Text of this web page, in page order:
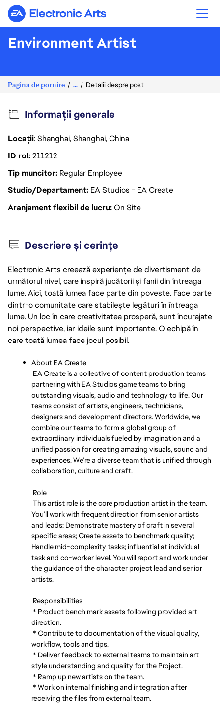
Electronic Arts
Environment Artist
Pagina de pornire ... Detalii despre post
Informații generale
Locații: Shanghai, Shanghai, China
ID rol211212
Tip muncitor Regular Employee
Studio/Departament EA Studios - EA Create
Aranjament flexibil de lucruOn Site
Descriere și cerințe
Electronic Arts creează experiențe de divertisment de
următorul nivel, care inspiră jucătorii și fanii din întreaga
lume. Aici, toată lumea face parte din poveste. Face parte
dintr-o comunitate care stabilește legături în întreaga
lume. Un loc în care creativitatea prosperă, sunt încurajate
noi perspective, iar ideile sunt importante. O echipă în
care toată lumea face jocul posibil.
About EA Create
EA Create is a collective of content production teams
partnering with EA Studios game teams to bring
outstanding visuals, audio and technology to life. Our
teams consist of artists, engineers, technicians,
designers and development directors. Worldwide, we
combine our teams to form a global group of
extraordinary individuals fueled by imagination and a
unified passion for creating amazing visuals, sound and
experiences. We’re a diverse team that is unified through
collaboration, culture and craft.
Role
This artist role is the core production artist in the team.
You’ll work with frequent direction from senior artists
and leads; Demonstrate mastery of craft in several
specific areas; Create assets to benchmark quality;
Handle mid-complexity tasks; influential at individual
task and co-worker level. You will report and work under
the guidance of the character project lead and senior
artists.
Responsibilities
* Product bench mark assets following provided art
direction.
* Contribute to documentation of the visual quality,
workflow, tools and tips.
* Deliver feedback to external teams to maintain art
style understanding and quality for the Project.
* Ramp up new artists on the team.
* Work on internal finishing and integration after
receiving the files from external team.